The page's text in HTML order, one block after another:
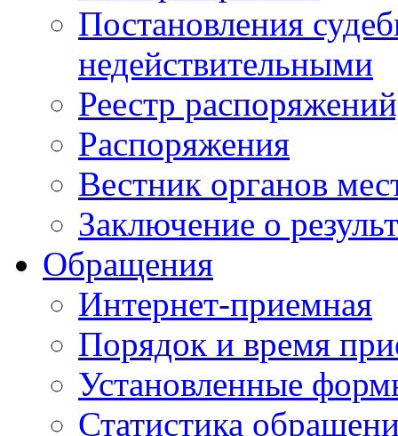
Постановления
недействительными
Реестр
Распоряжения
Вестник органов
Заключение о
Обращения
Интернет-приемная
Порядок и время
Установленные
Статистика